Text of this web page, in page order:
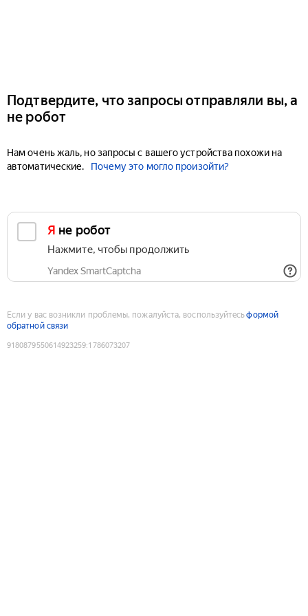
Подтвердите, что запросы отправляли вы, а
не робот
Нам очень жаль, но запросы с вашего устройства похожи на
автоматические.
Почему это могло произойти?
Я не робот
Нажмите, чтобы продолжить
Yandex SmartCaptcha
Если у вас возникли проблемы, пожалуйста, воспользуйтесьформой
обратной связи
9180879550614923259:1786073207